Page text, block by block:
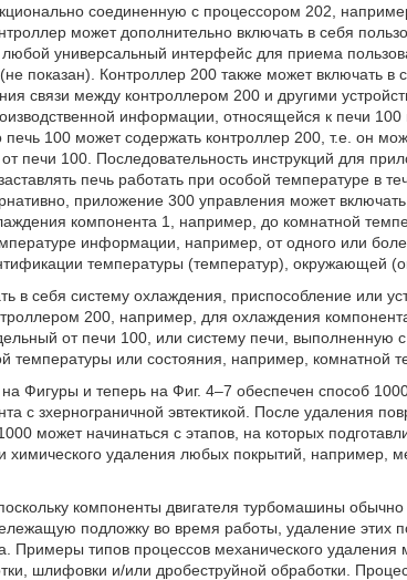
соединенную с процессором 202,
может дополнительно включать в себя
универсальный интерфейс для приема
показан). Контроллер 200 также может включать в
связи между контроллером 200 и другими
информации, относящейся к печи 100
100 может содержать контроллер 200, т.е. он
печи 100. Последовательность инструкций для
печь работать при особой температуре в
приложение 300 управления может включать
компонента 1, например, до комнатной
информации, например, от одного или
температуры (температур), окружающей
в себя систему охлаждения, приспособление или
200, например, для охлаждения
от печи 100, или систему печи,
температуры или состояния, например, комнатной
Фигуры и теперь на Фиг. 4–7 обеспечен способ
с зхернограничной эвтектикой. После удаления
может начинаться с этапов, на которых
химического удаления любых покрытий, например,
компоненты двигателя турбомашины
подложку во время работы, удаление этих
Примеры типов процессов механического удаления
шлифовки и/или дробеструйной обработки.